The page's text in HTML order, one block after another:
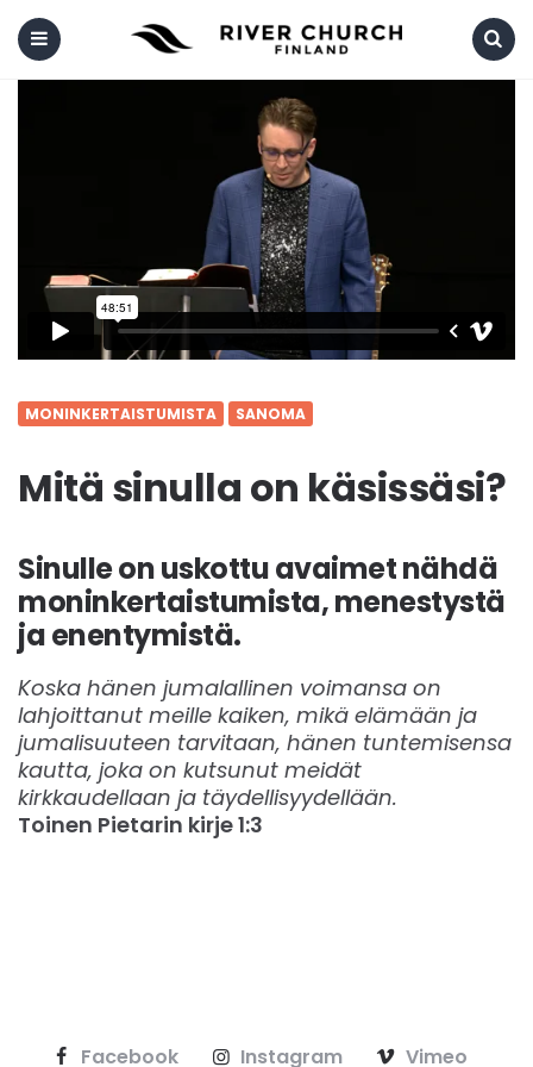
Menu Search
MONINKERTAISTUMISTA SANOMA
Mitä sinulla on käsissäsi?
Sinulle on uskottu avaimet nähdä
moninkertaistumista, menestystä
ja enentymistä.
Koska hänen jumalallinen voimansa on
lahjoittanut meille kaiken, mikä elämään ja
jumalisuuteen tarvitaan, hänen tuntemisensa
kautta, joka on kutsunut meidät
kirkkaudellaan ja täydellisyydellään.
Toinen Pietarin kirje 1:3
Facebook Instagram Vimeo